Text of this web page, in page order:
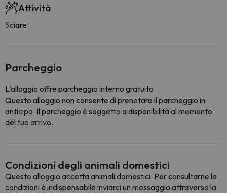
Attività
Sciare
Parcheggio
L'alloggio offre parcheggio interno gratuito
Questo alloggio non consente di prenotare il parcheggio in
anticipo. Il parcheggio è soggetto a disponibilità al momento
del tuo arrivo.
Condizioni degli animali domestici
Questo alloggio accetta animali domestici. Per consultarne le
condizioni è indispensabile inviarci un messaggio attraverso la